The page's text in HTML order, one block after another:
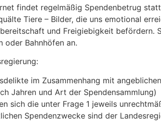
findet regelmäßig Spendenbetrug
Tiere – Bilder, die uns emotional
und Freigiebigkeit befördern.
oder Bahnhöfen an.
im Zusammenhang mit
Jahren und Art der Spendensammlung)
sich die unter Frage 1 jeweils
Spendenzwecke sind der